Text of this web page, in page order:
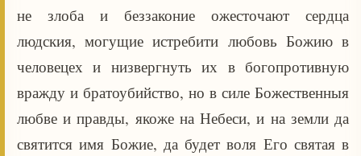
не злоба и беззаконие ожесточают сердца
людския, могущие истребити любовь Божию в
человецех и низвергнуть их в богопротивную
вражду и братоубийство, но в силе Божественныя
любве и правды, якоже на Небеси, и на земли да
святится имя Божие, да будет воля Его святая в